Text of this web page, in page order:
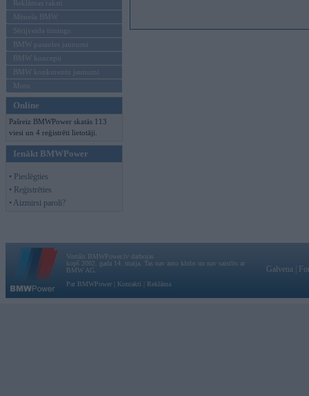
Reklāmas raksti
Mēneša BMW
Sērijveida tūnings
BMW pasaules jaunumi
BMW koncepti
BMW konkurentu jaunumi
Moto
Online
Pašreiz BMWPower skatās 113
viesi un 4 reģistrēti lietotāji.
Ienākt BMWPower
• Pieslēgties
• Reģistrēties
• Aizmirsi paroli?
Vortāls BMWPower.lv darbojas
kopš 2002. gada 14. maija. Tas nav auto klubs un nav saistīts ar
BMW AG.
Par BMWPower
Kontakti Reklāma
Galvena